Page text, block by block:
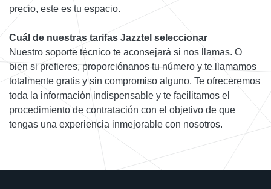
precio, este es tu espacio.
Cuál de nuestras tarifas Jazztel seleccionar
Nuestro soporte técnico te aconsejará si nos llamas. O
bien si prefieres, proporciónanos tu número y te llamamos
totalmente gratis y sin compromiso alguno. Te ofreceremos
toda la información indispensable y te facilitamos el
procedimiento de contratación con el objetivo de que
tengas una experiencia inmejorable con nosotros.